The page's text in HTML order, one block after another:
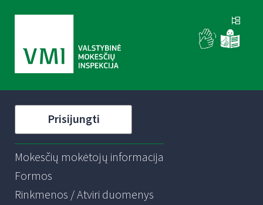
Prisijungti
Mokesčių mokėtojų informacija
Formos
Rinkmenos / Atviri duomenys